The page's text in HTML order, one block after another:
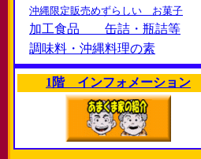
沖縄限定販売めずらしい お菓子
加工食品 缶詰・瓶詰等
調味料・沖縄料理の素
1階 インフォメーション